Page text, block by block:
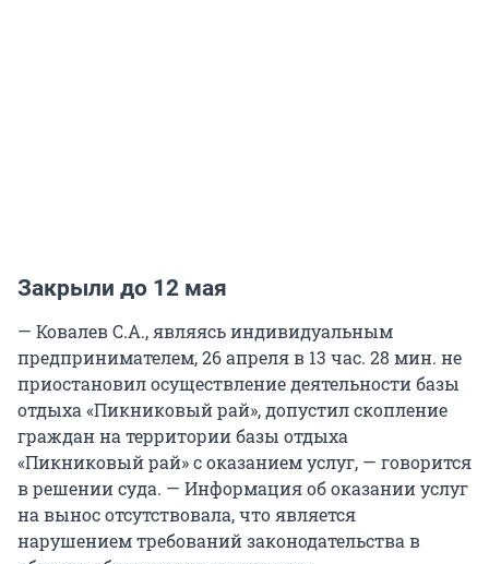
Закрыли до 12 мая
— Ковалев С.А., являясь индивидуальным
предпринимателем, 26 апреля в 13 час. 28 мин. не
приостановил осуществление деятельности базы
отдыха «Пикниковый рай», допустил скопление
граждан на территории базы отдыха
«Пикниковый рай» с оказанием услуг, — говорится
в решении суда. — Информация об оказании услуг
на вынос отсутствовала, что является
нарушением требований законодательства в